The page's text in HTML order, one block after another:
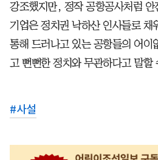
강조했지만, 정작 공항공사처럼 안
기업은 정치권 낙하산 인사들로 채
통해 드러나고 있는 공항들의 어이
고 뻔뻔한 정치와 무관하다고 말할
#사설